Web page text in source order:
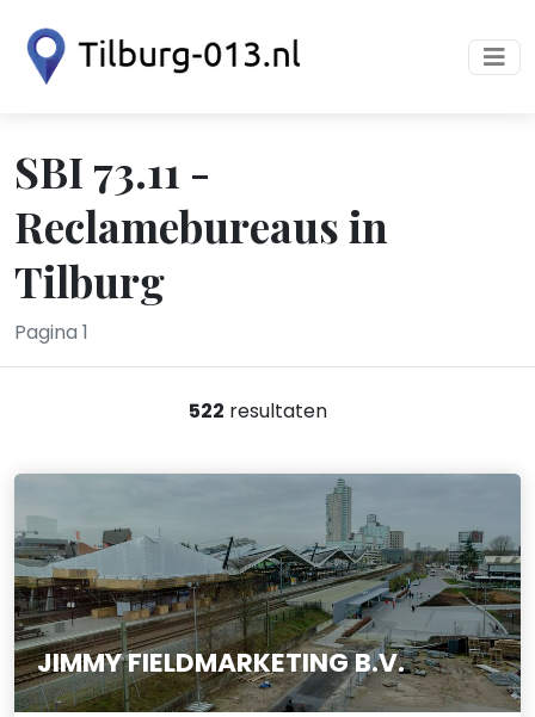
SBI 73.11 -
Reclamebureaus in
Tilburg
Pagina 1
522 resultaten
JIMMY FIELDMARKETING B.V.